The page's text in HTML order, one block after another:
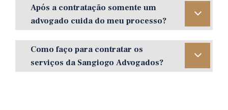
Após a contratação somente um
advogado cuida do meu processo?
Como faço para contratar os
serviços da Sangiogo Advogados?